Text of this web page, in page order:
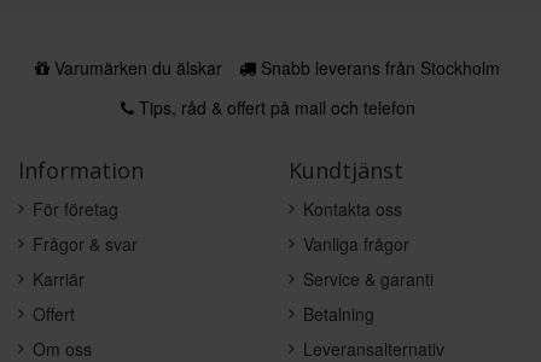
Varumärken du älskar
Snabb leverans från Stockholm
Tips, råd & offert på mail och telefon
Information
För företag
Frågor & svar
Karriär
Offert
Om oss
Kundtjänst
Kontakta oss
Vanliga frågor
Service & garanti
Betalning
Leveransalternativ